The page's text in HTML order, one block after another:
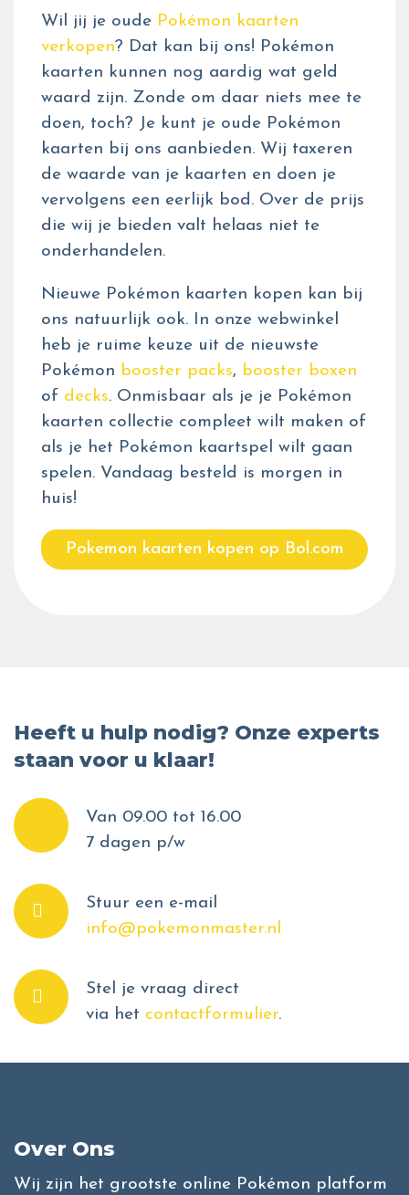
Wil jij je oude Pokémon kaarten
verkopen? Dat kan bij ons! Pokémon
kaarten kunnen nog aardig wat geld
waard zijn. Zonde om daar niets mee te
doen, toch? Je kunt je oude Pokémon
kaarten bij ons aanbieden. Wij taxeren
de waarde van je kaarten en doen je
vervolgens een eerlijk bod. Over de prijs
die wij je bieden valt helaas niet te
onderhandelen.
Nieuwe Pokémon kaarten kopen kan bij
ons natuurlijk ook. In onze webwinkel
heb je ruime keuze uit de nieuwste
Pokémon booster packs, booster boxen
of decks. Onmisbaar als je je Pokémon
kaarten collectie compleet wilt maken of
als je het Pokémon kaartspel wilt gaan
spelen. Vandaag besteld is morgen in
huis!
Pokemon kaarten kopen op Bol.com
Heeft u hulp nodig? Onze experts
staan voor u klaar!
Van 09.00 tot 16.00
7 dagen p/w
Stuur een e-mail
info@pokemonmaster.nl
Stel je vraag direct
via het contactformulier.
Over Ons
Wij zijn het grootste online Pokémon platform